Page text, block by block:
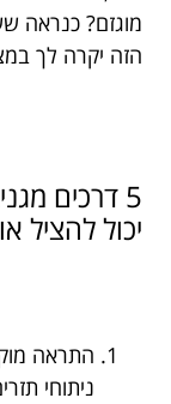
מוגזם? כנראה
הזה יקרה לך
5 דרכים
יכול להציל
התראה
ניתוחי